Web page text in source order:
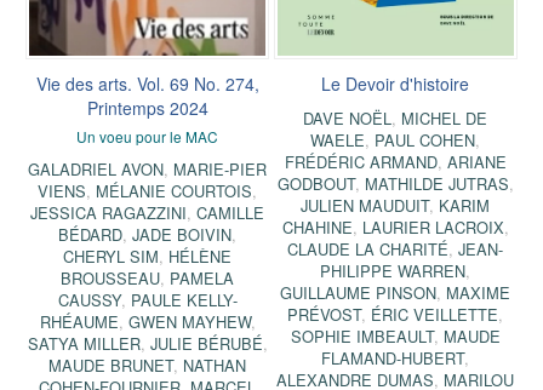
Vie des arts. Vol. 69 No. 274,
Printemps 2024
Un voeu pour le MAC
GALADRIEL AVON, MARIE-PIER
VIENS, MÉLANIE COURTOIS,
JESSICA RAGAZZINI,CAMILLE
BÉDARD,JADE BOIVIN,
CHERYL SIM, HÉLÈNE
BROUSSEAU, PAMELA
CAUSSY, PAULE KELLY-
RHÉAUME, GWEN MAYHEW,
SATYA MILLER, JULIE BÉRUBÉ,
MAUDE BRUNET, NATHAN
Le Devoir d'histoire
DAVE NOËL, MICHEL DE
WAELE, PAUL COHEN,
FRÉDÉRIC ARMAND, ARIANE
GODBOUT, MATHILDE JUTRAS,
JULIEN MAUDUIT, KARIM
CHAHINE, LAURIER LACROIX,
CLAUDE LA CHARITÉ,JEAN-
PHILIPPE WARREN,
GUILLAUME PINSON, MAXIME
PRÉVOST, ÉRIC VEILLETTE,
SOPHIE IMBEAULT, MAUDE
FLAMAND-HUBERT,
ALEXANDRE DUMAS, MARILOU